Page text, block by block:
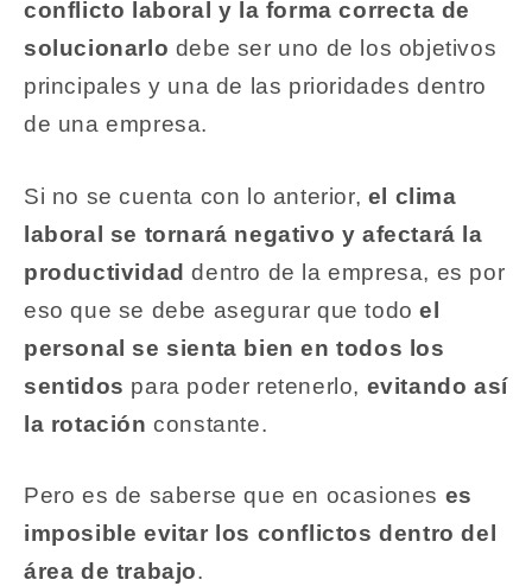
conflicto laboral y la forma correcta de
solucionarlo debe ser uno de los objetivos
principales y una de las prioridades dentro
de una empresa.
Si no se cuenta con lo anterior, el clima
laboral se tornará negativo y afectará la
productividad dentro de la empresa, es por
eso que se debe asegurar que todoel
personal se sienta bien en todos los
sentidos para poder retenerlo, evitando así
la rotación constante.
Pero es de saberse que en ocasiones es
imposible evitar los conflictos dentro del
área de trabajo.